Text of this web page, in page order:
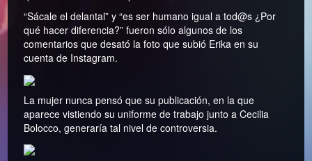
“Sácale el delantal” y “es ser humano igual a tod@s ¿Por
qué hacer diferencia?” fueron sólo algunos de los
comentarios que desató la foto que subió Erika en su
cuenta de Instagram.
La mujer nunca pensó que su publicación, en la que
aparece vistiendo su uniforme de trabajo junto a Cecilia
Bolocco, generaría tal nivel de controversia.